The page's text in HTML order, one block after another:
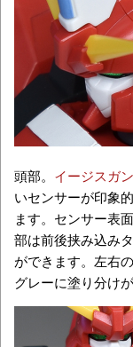
頭部。 イージスガ
いセンサーが印象
ます。センサー表
部は前後挟み込み
ができます。左右
グレーに塗り分けが